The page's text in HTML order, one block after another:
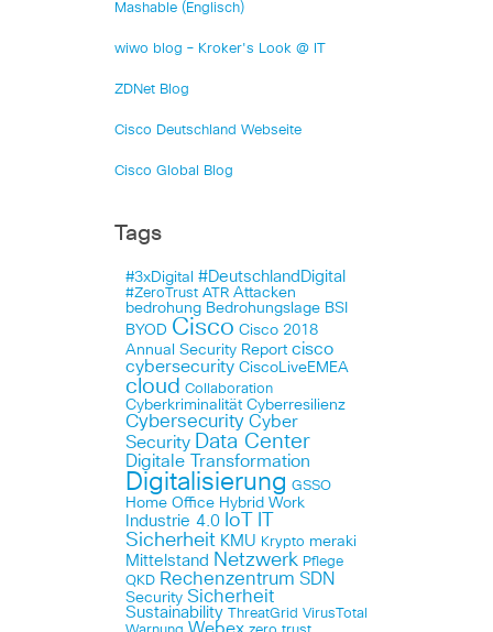
Mashable (Englisch)
wiwo blog – Kroker's Look @ IT
ZDNet Blog
Cisco Deutschland Webseite
Cisco Global Blog
Tags
#3xDigital #DeutschlandDigital
#ZeroTrust ATR Attacken
bedrohung Bedrohungslage BSI
BYOD Cisco Cisco 2018
Annual Security Report cisco
cybersecurity CiscoLiveEMEA
cloud Collaboration
Cyberkriminalität Cyberresilienz
Cybersecurity Cyber
Security Data Center
Digitale Transformation
Digitalisierung GSSO
Home Office Hybrid Work
Industrie 4.0 IoT
Sicherheit KMU Krypto meraki
Mittelstand Netzwerk Pflege
QKD Rechenzentrum SDN
Security Sicherheit
Sustainability ThreatGrid VirusTotal